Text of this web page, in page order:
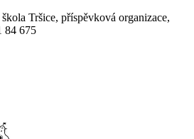
Tršice, příspěvková organizace,
84 675